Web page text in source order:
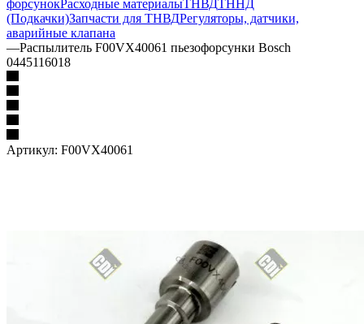
форсунокРасходные материалыТНВД ТННД
(Подкачки)Запчасти для ТНВДРегуляторы, датчики,
аварийные клапана
—Распылитель F00VX40061 пьезофорсунки Bosch
0445116018
Артикул: F00VX40061